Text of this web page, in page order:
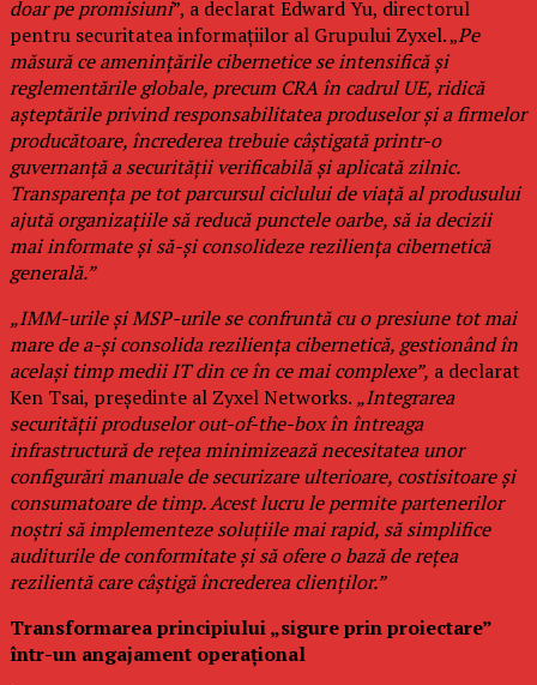
doar pe promisiuni”, a declarat Edward Yu, directorul
pentru securitatea informațiilor al Grupului Zyxel. „Pe
măsură ce amenințările cibernetice se intensifică și
reglementările globale, precum CRA în cadrul UE, ridică
așteptările privind responsabilitatea produselor și a firmelor
producătoare, încrederea trebuie câștigată printr-o
guvernanță a securității verificabilă și aplicată zilnic.
Transparența pe tot parcursul ciclului de viață al produsului
ajută organizațiile să reducă punctele oarbe, să ia decizii
mai informate și să-și consolideze reziliența cibernetică
generală.”
„IMM-urile și MSP-urile se confruntă cu o presiune tot mai
mare de a-și consolida reziliența cibernetică, gestionând în
același timp medii IT din ce în ce mai complexe”, a declarat
Ken Tsai, președinte al Zyxel Networks. „Integrarea
securității produselor out-of-the-box în întreaga
infrastructură de rețea minimizează necesitatea unor
configurări manuale de securizare ulterioare, costisitoare și
consumatoare de timp. Acest lucru le permite partenerilor
noștri să implementeze soluțiile mai rapid, să simplifice
auditurile de conformitate și să ofere o bază de rețea
rezilientă care câștigă încrederea clienților.”
Transformarea principiului „sigure prin proiectare”
într-un angajament operațional